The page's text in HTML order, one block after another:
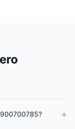
+